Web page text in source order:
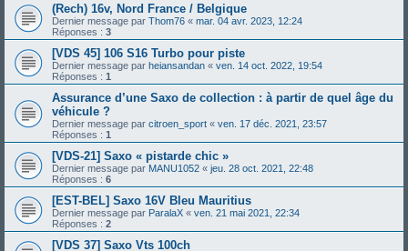
(Rech) 16v, Nord France / Belgique
Dernier message par Thom76 « mar. 04 avr. 2023, 12:24
Réponses : 3
[VDS 45] 106 S16 Turbo pour piste
Dernier message par heiansandan « ven. 14 oct. 2022, 19:54
Réponses : 1
Assurance d’une Saxo de collection : à partir de quel âge du
véhicule ?
Dernier message par citroen_sport « ven. 17 déc. 2021, 23:57
Réponses : 1
[VDS-21] Saxo « pistarde chic »
Dernier message par MANU1052 « jeu. 28 oct. 2021, 22:48
Réponses : 6
[EST-BEL] Saxo 16V Bleu Mauritius
Dernier message par ParalaX « ven. 21 mai 2021, 22:34
Réponses : 2
[VDS 37] Saxo Vts 100ch